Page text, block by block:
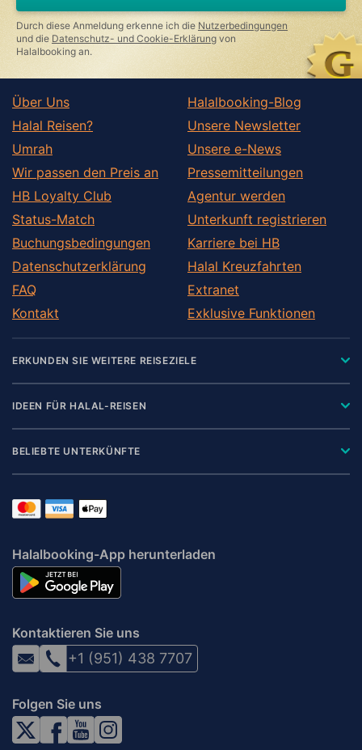
Durch diese Anmeldung erkenne ich die Nutzerbedingungen
und die Datenschutz- und Cookie-Erklärung von
Halalbooking an.
Über Uns
Halal Reisen?
Umrah
Wir passen den Preis an
HB Loyalty Club
Status-Match
Buchungsbedingungen
Datenschutzerklärung
FAQ
Kontakt
Halalbooking-Blog
Unsere Newsletter
Unsere e-News
Pressemitteilungen
Agentur werden
Unterkunft registrieren
Karriere bei HB
Halal Kreuzfahrten
Extranet
Exklusive Funktionen
ERKUNDEN SIE WEITERE REISEZIELE
IDEEN FÜR HALAL-REISEN
BELIEBTE UNTERKÜNFTE
Halalbooking-App herunterladen
Kontaktieren Sie uns
+1 (951) 438 7707
Folgen Sie uns